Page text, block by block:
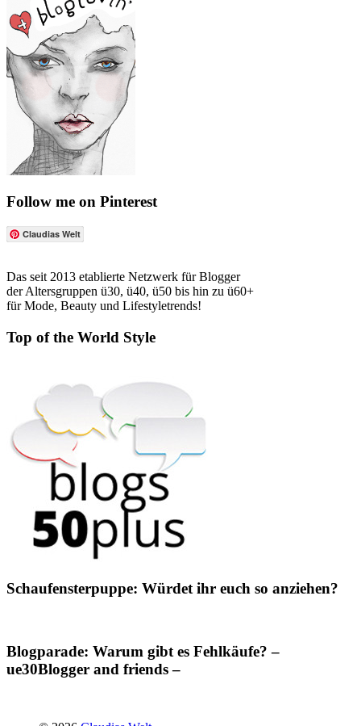
Follow me on Pinterest
Claudias Welt
Das seit 2013 etablierte Netzwerk für Blogger
der Altersgruppen ü30, ü40, ü50 bis hin zu ü60+
für Mode, Beauty und Lifestyletrends!
Top of the World Style
Schaufensterpuppe: Würdet ihr euch so anziehen?
Blogparade: Warum gibt es Fehlkäufe? –
ue30Blogger and friends –